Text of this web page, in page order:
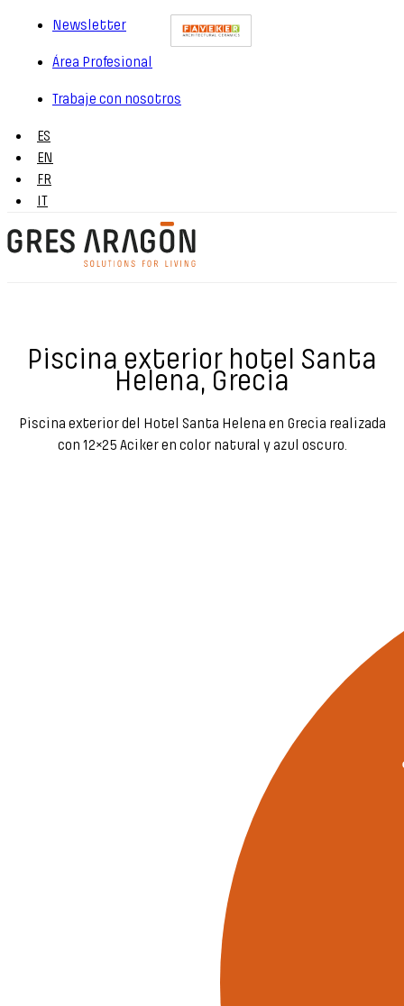
Newsletter
Área Profesional
Trabaje con nosotros
ES
EN
FR
IT
Piscina exterior hotel Santa
Helena, Grecia
Piscina exterior del Hotel Santa Helena en Grecia realizada
con 12×25 Aciker en color natural y azul oscuro.